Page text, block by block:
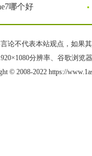
哪个好
论不代表本站观点，如果
分辨率、谷歌浏览
© 2008-2022 https://